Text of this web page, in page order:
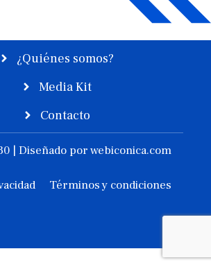
¿Quiénes somos?
Media Kit
Contacto
| Diseñado porwebiconica.com
Términos y condiciones